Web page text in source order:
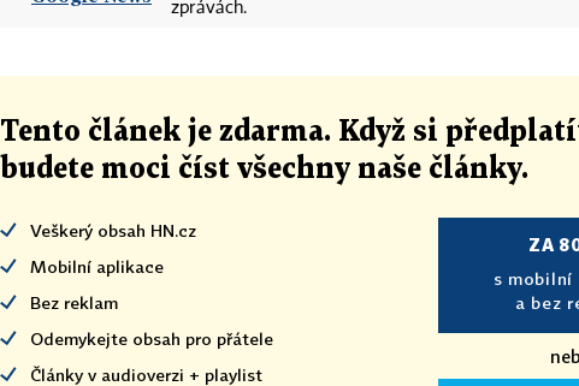
zprávách.
Tento článek je zdarma. Když si
budete moci číst všechny naše články.
Veškerý obsah HN.cz
Mobilní aplikace
Bez reklam
Odemykejte obsah pro přátele
Články v audioverzi + playlist
ZA
s
a bez